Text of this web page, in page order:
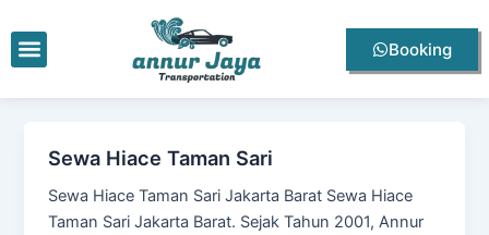
ke
konten
Menu Booking
Sewa Hiace Taman Sari
Sewa Hiace Taman Sari Jakarta Barat Sewa Hiace
Taman Sari Jakarta Barat. Sejak Tahun 2001, Annur